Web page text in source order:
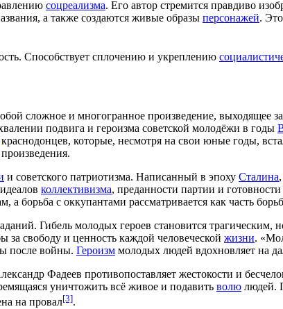
соцреализма. Его автор стремится правдиво
а также создаются живые образы персонажей.
Способствует сплочению и укреплению
сложное и многогранное произведение, выходящее
подвига и героизма советской молодёжи в годы
краснодонцев, которые, несмотря на свои юные годы,
и советского патриотизма. Написанный в эпоху Сталина
коллективизма, преданности партии и
а борьба с оккупантами рассматривается как часть
Гибель молодых героев становится
за свободу и ценность каждой человеческой жизни.
после войны. Героизм молодых людей вдохновляет на
Фадеев противопоставляет жестокости и
уничтожить всё живое и подавить волю людей.
на провал[3].